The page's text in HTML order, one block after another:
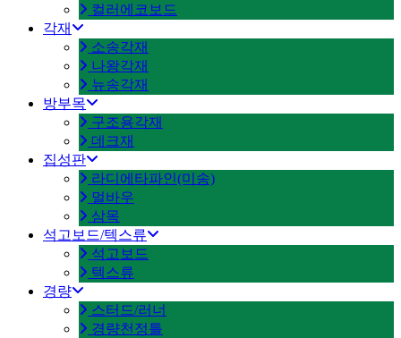
컬러에코보드
각재
소송각재
나왕각재
뉴송각재
방부목
구조용각재
데크재
집성판
라디에타파인(미송)
멀바우
삼목
석고보드/텍스류
석고보드
텍스류
경량
스터드/러너
경량천정틀